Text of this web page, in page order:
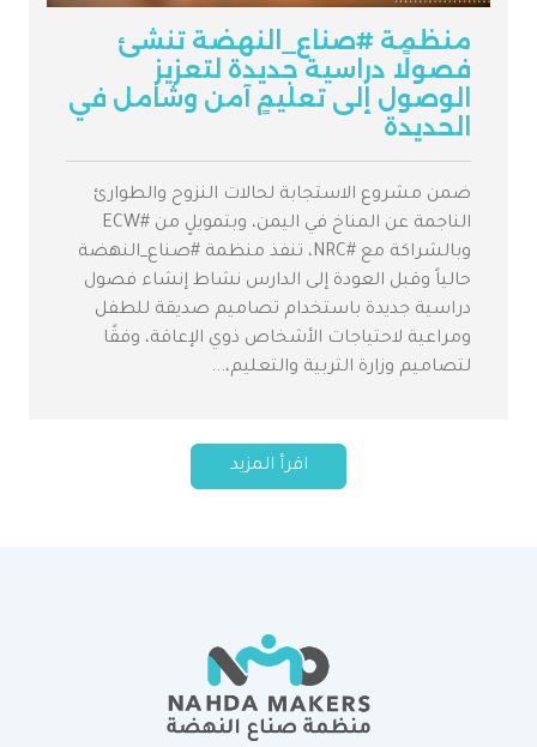
منظمة #صناع_النهضة تنشئ
فصولًا دراسية جديدة لتعزيز
الوصول إلى تعليمٍ آمن وشامل في
الحديدة
ضمن مشروع الاستجابة لحالات النزوح والطوارئ
الناجمة عن المناخ في اليمن، وبتمويلٍ من #ECW
وبالشراكة مع #NRC، تنفذ منظمة #صناع_النهضة
حالياً وقبل العودة إلى الدارس نشاط إنشاء فصول
دراسية جديدة باستخدام تصاميم صديقة للطفل
ومراعية لاحتياجات الأشخاص ذوي الإعاقة، وفقًا
لتصاميم وزارة التربية والتعليم،...
اقرأ المزيد